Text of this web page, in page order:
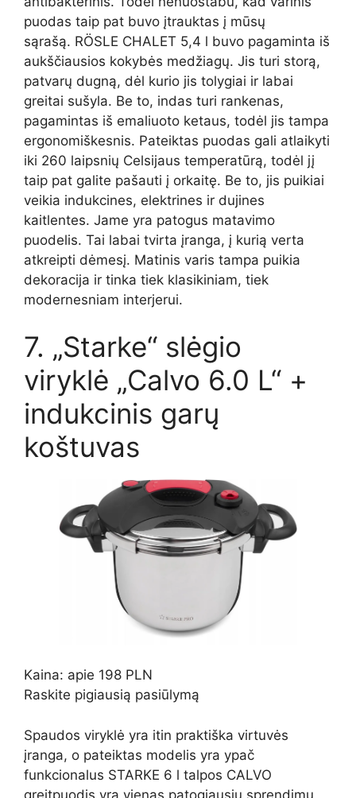
puodas taip pat buvo įtrauktas į mūsų
sąrašą. RÖSLE CHALET 5,4 l buvo pagaminta iš
aukščiausios kokybės medžiagų. Jis turi storą,
patvarų dugną, dėl kurio jis tolygiai ir labai
greitai sušyla. Be to, indas turi rankenas,
pagamintas iš emaliuoto ketaus, todėl jis tampa
ergonomiškesnis. Pateiktas puodas gali atlaikyti
iki 260 laipsnių Celsijaus temperatūrą, todėl jį
taip pat galite pašauti į orkaitę. Be to, jis puikiai
veikia indukcines, elektrines ir dujines
kaitlentes. Jame yra patogus matavimo
puodelis. Tai labai tvirta įranga, į kurią verta
atkreipti dėmesį. Matinis varis tampa puikia
dekoracija ir tinka tiek klasikiniam, tiek
modernesniam interjerui.
7. „Starke“ slėgio
viryklė „Calvo 6.0 L“ +
indukcinis garų
koštuvas
Kaina: apie 198 PLN
Raskite pigiausią pasiūlymą
Spaudos viryklė yra itin praktiška virtuvės
įranga, o pateiktas modelis yra ypač
funkcionalus STARKE 6 l talpos CALVO
greitpuodis yra vienas patogiausių sprendimų